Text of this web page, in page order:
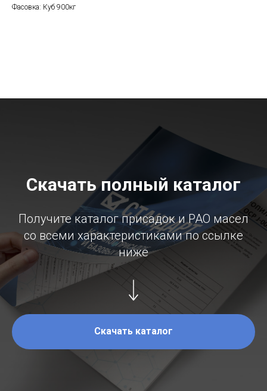
Фасовка: Куб 900кг
Скачать полный каталог
Получите каталог присадок и PAO масел
со всеми характеристиками по ссылке
ниже
Скачать каталог